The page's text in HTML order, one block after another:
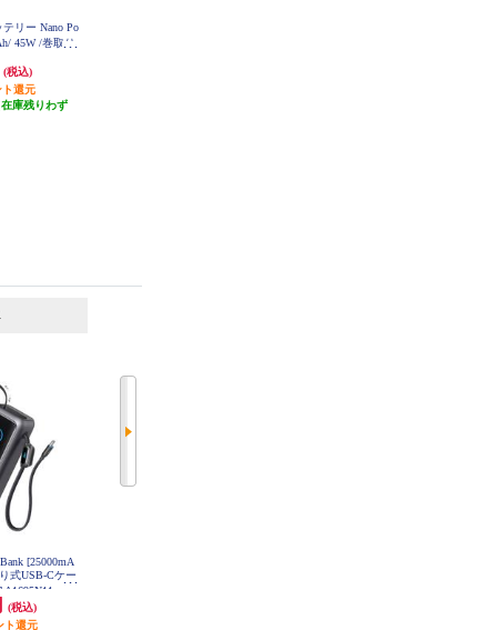
リー Nano Po
45W /巻取り
(税込)
ト還元
庫残りわず
[25000mA
式USB-Cケー
(税込)
ト還元